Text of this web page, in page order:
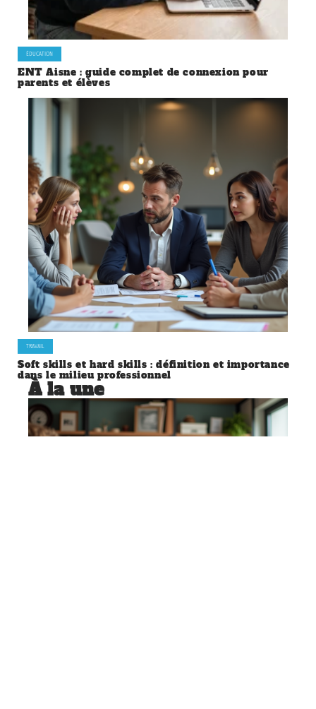
ÉDUCATION
ENT Aisne : guide complet de connexion pour
parents et élèves
TRAVAIL
Soft skills et hard skills : définition et importance
dans le milieu professionnel
À la une